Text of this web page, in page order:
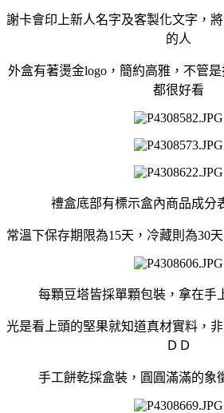
謝卡會印上新人名字及客製化文字，
的人
外盒有著燙金logo，簡約高雅，不管
都很好看
禮盒底部有標示盒內商品成分
常溫下保存期限為15天，冷藏則為30
每顆豆塔皆採單顆包裝，拿在手
光是看上頭的堅果就知道真材實料，
ＤＤ
手工餅乾採盒裝，圓圓滿滿的象